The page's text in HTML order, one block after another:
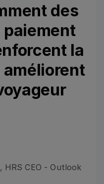
des
paiement
la